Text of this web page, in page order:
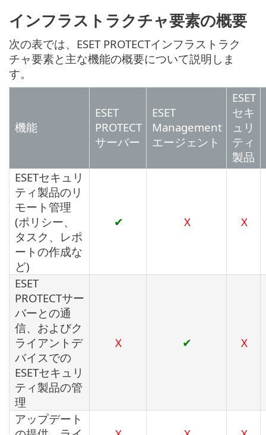
インフラストラクチャ要素の概要
次の表では、ESET PROTECTインフラストラク
チャ要素と主な機能の概要について説明しま
す。
機能
ESET
PROTECT
サーバー
ESET
Management
エージェント
ESET
セキ
ュリ
ティ
製品
ESETセキュリ
ティ製品のリ
モート管理
(ポリシー、
タスク、レポ
ートの作成な
ど)
✔ X X
ESET
PROTECTサー
バーとの通
信、およびク
ライアントデ
バイスでの
ESETセキュリ
ティ製品の管
理
X ✔ X
アップデート